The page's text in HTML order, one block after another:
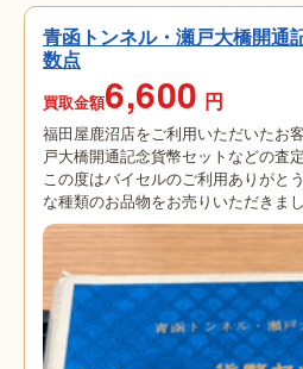
青函トンネル・瀬戸大橋開通
数点
買取金額6,600 円
福田屋鹿沼店をご利用いただいたお
戸大橋開通記念貨幣セットなどの査
この度はバイセルのご利用ありがと
な種類のお品物をお売りいただきま